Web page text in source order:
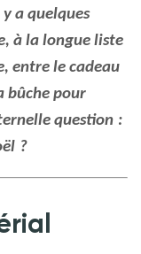
a quelques
à la longue liste
entre le cadeau
bûche pour
question :
?